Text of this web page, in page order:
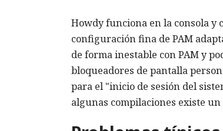
Howdy funciona en la consola y
configuración fina de PAM
de forma inestable con PAM y
bloqueadores de pantalla
para el "inicio de sesión del
algunas compilaciones existe